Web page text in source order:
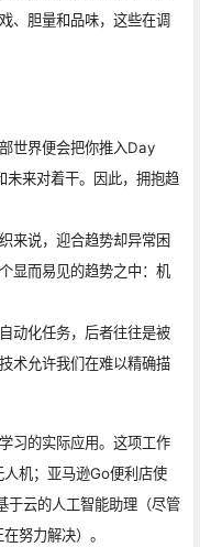
、胆量和品味，这些在调
世界便会把你推入Day
未来对着干。因此，拥抱趋
来说，迎合趋势却异常困
显而易见的趋势之中：机
动化任务，后者往往是被
术允许我们在难以精确描
习的实际应用。这项工作
机；亚马逊Go便利店使
云的人工智能助理（尽管
努力解决）。